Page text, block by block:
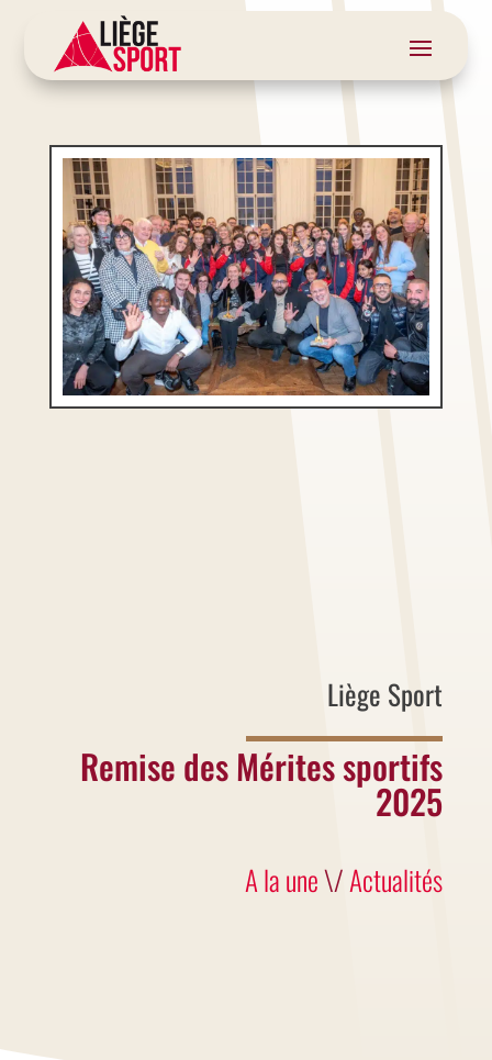
Liège Sport
Remise des Mérites sportifs
2025
A la une\/Actualités